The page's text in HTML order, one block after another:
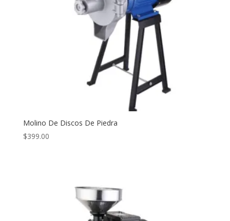
Molino De Discos De Piedra
$399.00